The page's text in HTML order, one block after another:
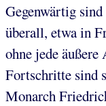
Gegenwärtig
überall, etwa in
ohne jede
Fortschritte sind
Monarch